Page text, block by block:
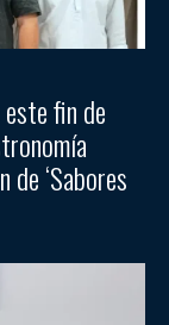
fin de
de ‘Sabores